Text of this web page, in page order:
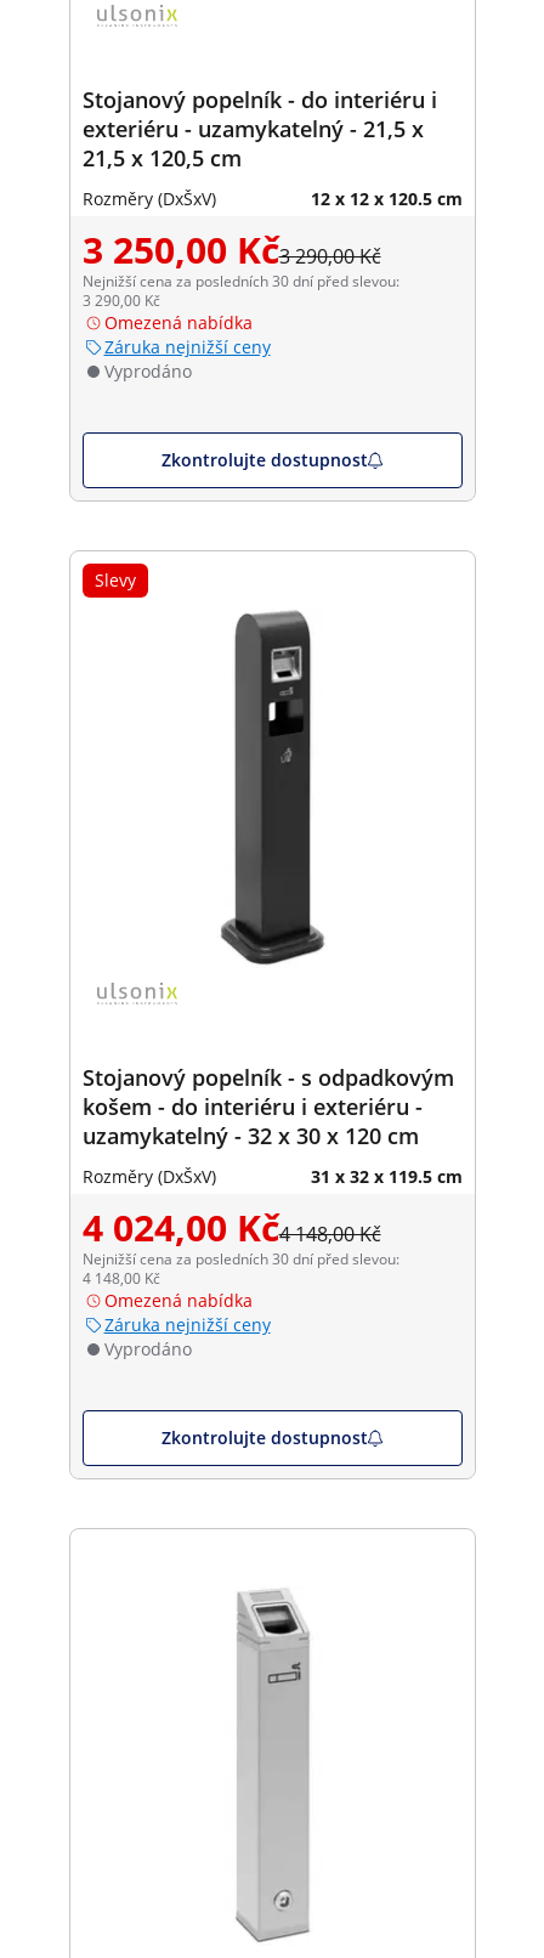
Stojanový popelník - do interiéru i
exteriéru - uzamykatelný - 21,5 x
21,5 x 120,5 cm
Rozměry (DxŠxV) 12 x 12 x 120.5 cm
3 250,00 Kč3 290,00 Kč
Nejnižší cena za posledních 30 dní před slevou:
3 290,00 Kč
Omezená nabídka
Záruka nejnižší ceny
Vyprodáno
Zkontrolujte dostupnost
Slevy
Stojanový popelník - s odpadkovým
košem - do interiéru i exteriéru -
uzamykatelný - 32 x 30 x 120 cm
Rozměry (DxŠxV) 31 x 32 x 119.5 cm
4 024,00 Kč4 148,00 Kč
Nejnižší cena za posledních 30 dní před slevou:
4 148,00 Kč
Omezená nabídka
Záruka nejnižší ceny
Vyprodáno
Zkontrolujte dostupnost